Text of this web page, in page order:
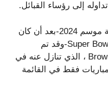
أطلقته Kansas City قبل بداية موسم 2024-بعد أن كان
جزءًا من فريقين فائضان في Super Bowl-وقد تم
التقاطه في النهاية من قبل Browns ، الذي تنازل عنه في
فقط في القائمة